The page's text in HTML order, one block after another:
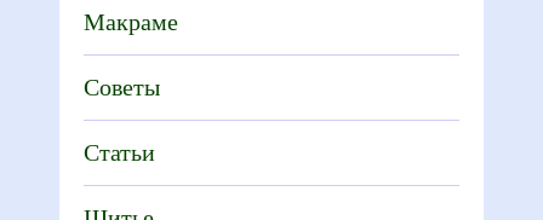
Макраме
Советы
Статьи